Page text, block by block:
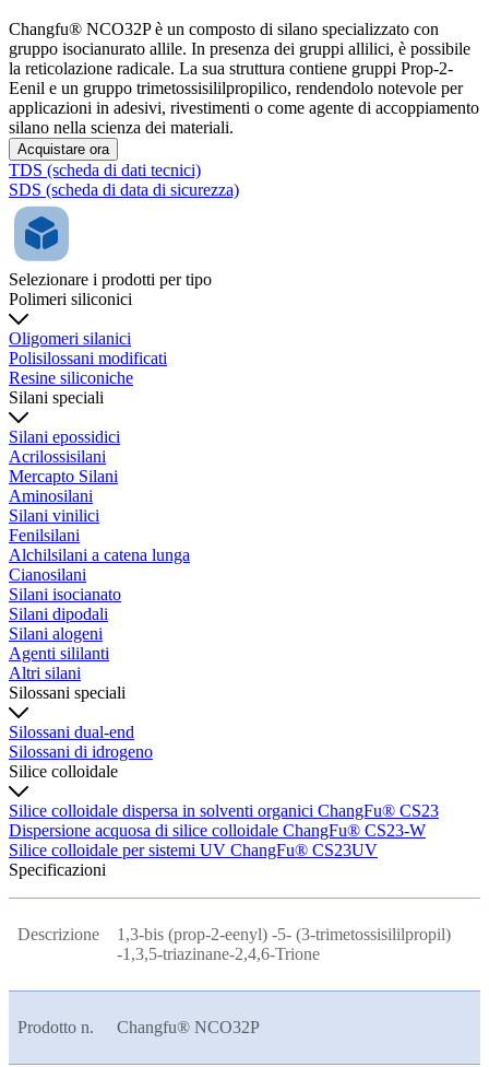
Changfu® NCO32P è un composto di silano specializzato con
gruppo isocianurato allile. In presenza dei gruppi allilici, è possibile
la reticolazione radicale. La sua struttura contiene gruppi Prop-2-
Eenil e un gruppo trimetossisililpropilico, rendendolo notevole per
applicazioni in adesivi, rivestimenti o come agente di accoppiamento
silano nella scienza dei materiali.
Acquistare ora
TDS (scheda di dati tecnici)
SDS (scheda di data di sicurezza)
Selezionare i prodotti per tipo
Polimeri siliconici
Oligomeri silanici
Polisilossani modificati
Resine siliconiche
Silani speciali
Silani epossidici
Acrilossisilani
Mercapto Silani
Aminosilani
Silani vinilici
Fenilsilani
Alchilsilani a catena lunga
Cianosilani
Silani isocianato
Silani dipodali
Silani alogeni
Agenti sililanti
Altri silani
Silossani speciali
Silossani dual-end
Silossani di idrogeno
Silice colloidale
Silice colloidale dispersa in solventi organici ChangFu® CS23
Dispersione acquosa di silice colloidale ChangFu® CS23-W
Silice colloidale per sistemi UV ChangFu® CS23UV
Specificazioni
Descrizione
1,3-bis (prop-2-eenyl) -5- (3-trimetossisililpropil)
-1,3,5-triazinane-2,4,6-Trione
Prodotto n. Changfu® NCO32P